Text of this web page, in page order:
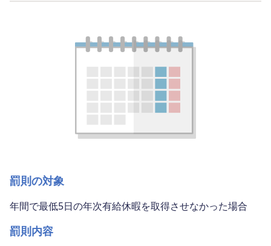
罰則の対象
年間で最低5日の年次有給休暇を取得させなかった場合
罰則内容